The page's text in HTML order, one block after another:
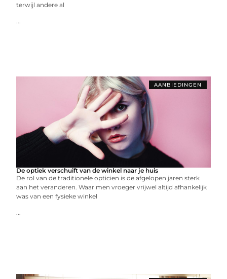
terwijl andere al
...
AANBIEDINGEN
De optiek verschuift van de winkel naar je huis
De rol van de traditionele opticien is de afgelopen jaren sterk
aan het veranderen. Waar men vroeger vrijwel altijd afhankelijk
was van een fysieke winkel
...